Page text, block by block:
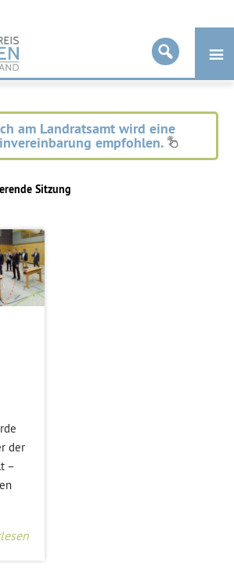
am Landratsamt wird eine
empfohlen.
Sitzung
der
–